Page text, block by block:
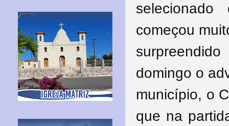
começou
domingo o
município, o
que na